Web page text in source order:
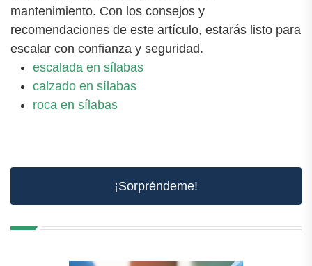
mantenimiento. Con los consejos y
recomendaciones de este artículo, estarás listo para
escalar con confianza y seguridad.
escalada en sílabas
calzado en sílabas
roca en sílabas
¡Sorpréndeme!